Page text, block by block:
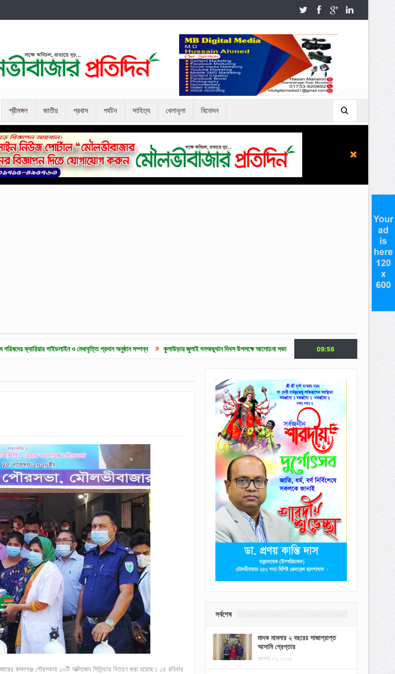
শ্রীমঙ্গল জাতীয় প্রবাস পর্যটন সাহিত্য খেলাধূলা বিনোদন
গাইডলাইন ও মেধাবৃত্তি প্রদান অনুষ্ঠান সম্পন্ন কুলাউড়ায় জুলাই গনঅভূথান দিবস উপলক্ষে আলোচনা সভা জুলাই গণ অভ্যুত্থান দিবসে মৌলভীবাজারে নানা কর্মসূচি
09:56
কমলগঞ্জ পৌরসভায় ১০টি অক্সিজেন সিলিন্ডার বিতরণ করা হয়েছে। ১৫ রবিবার
সর্বশেষ
মাদক মামলার ২ বছরের সাজাপ্রাপ্ত
আসামি গ্রেপ্তার
আগস্ট ০৭, ২০২৬